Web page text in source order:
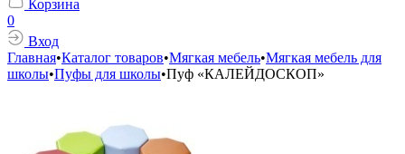
Корзина
0
Вход
Главная•Каталог товаров•Мягкая мебель•Мягкая мебель для
школы•Пуфы для школы•Пуф «КАЛЕЙДОСКОП»